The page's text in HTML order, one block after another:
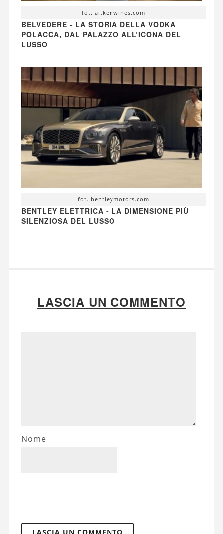
fot. aitkenwines.com
BELVEDERE - LA STORIA DELLA VODKA
POLACCA, DAL PALAZZO ALL’ICONA DEL
LUSSO
fot. bentleymotors.com
BENTLEY ELETTRICA - LA DIMENSIONE PIÙ
SILENZIOSA DEL LUSSO
LASCIA UN COMMENTO
Nome